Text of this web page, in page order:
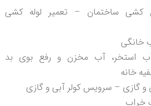
کشی ساختمان – تعمیر لوله کشی
خانگی
استخر، آب مخزن و رفع بوی بد
خانه
و گازی – سرویس کولر آبی و گازی
خراب